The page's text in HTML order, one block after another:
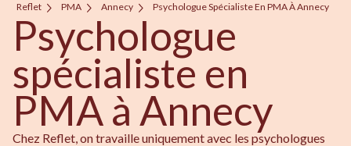
Reflet PMA Annecy Psychologue Spécialiste En PMA À Annecy
Psychologue
spécialiste en
PMA à Annecy
Chez Reflet, on travaille uniquement avec les psychologues